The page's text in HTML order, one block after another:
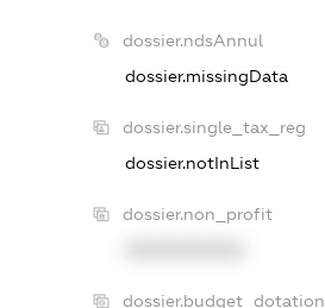
dossier.ndsAnnul
dossier.missingData
dossier.single_tax_reg
dossier.notInList
dossier.non_profit
dossier.budget_dotation